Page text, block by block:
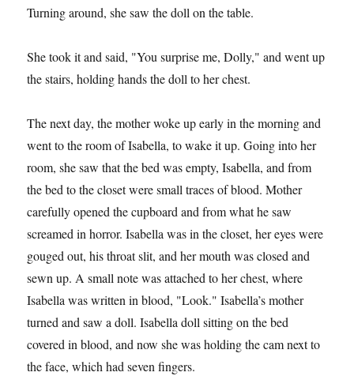
Turning around, she saw the doll on the table.
She took it and said, "You surprise me, Dolly," and went up
the stairs, holding hands the doll to her chest.
The next day, the mother woke up early in the morning and
went to the room of Isabella, to wake it up. Going into her
room, she saw that the bed was empty, Isabella, and from
the bed to the closet were small traces of blood. Mother
carefully opened the cupboard and from what he saw
screamed in horror. Isabella was in the closet, her eyes were
gouged out, his throat slit, and her mouth was closed and
sewn up. A small note was attached to her chest, where
Isabella was written in blood, "Look." Isabella’s mother
turned and saw a doll. Isabella doll sitting on the bed
covered in blood, and now she was holding the cam next to
the face, which had seven fingers.